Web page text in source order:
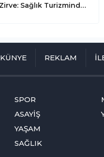
Ankara’da Dev Zirve: Sağlık Turizminde Yapay Zeka ve Gelecek Konuşulacak
KÜNYE REKLAM
SPOR
ASAYİŞ
YAŞAM
SAĞLIK